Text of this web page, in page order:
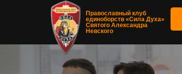
Православный клуб
единоборств «Сила Духа»
Святого Александра
Невского